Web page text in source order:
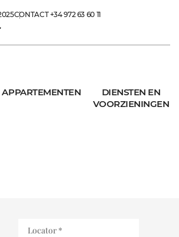
CONTACT+34 972 63 60 11
APPARTEMENTEN
DIENSTEN EN
VOORZIENINGEN